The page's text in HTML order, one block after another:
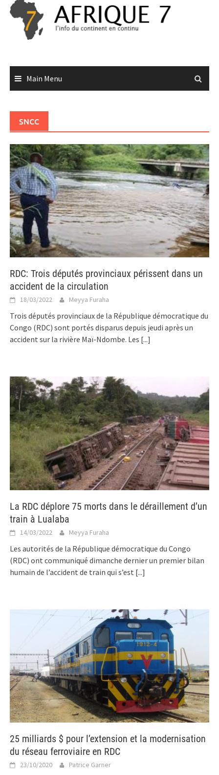
Skip
content
Main Menu
SNCC
RDC: Trois députés provinciaux périssent dans un
accident de la circulation
18/03/2022 Meyya Furaha
Trois députés provinciaux de la République démocratique du
Congo (RDC) sont portés disparus depuis jeudi après un
accident sur la rivière Maï-Ndombe. Les [...]
La RDC déplore 75 morts dans le déraillement d’un
train à Lualaba
14/03/2022 Meyya Furaha
Les autorités de la République démocratique du Congo
(RDC) ont communiqué dimanche dernier un premier bilan
humain de l’accident de train qui s’est [...]
25 milliards $ pour l’extension et la modernisation
du réseau ferroviaire en RDC
23/10/2020 Patrice Garner